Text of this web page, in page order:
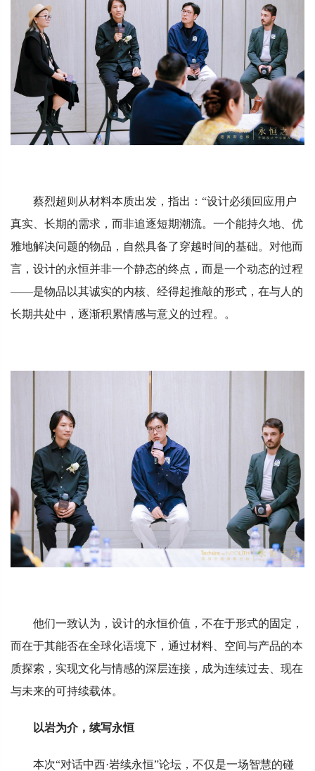
蔡烈超则从材料本质出发，指出：“设计必须回应用户
真实、长期的需求，而非追逐短期潮流。一个能持久地、优
雅地解决问题的物品，自然具备了穿越时间的基础。对他而
言，设计的永恒并非一个静态的终点，而是一个动态的过程
——是物品以其诚实的内核、经得起推敲的形式，在与人的
长期共处中，逐渐积累情感与意义的过程。。
他们一致认为，设计的永恒价值，不在于形式的固定，
而在于其能否在全球化语境下，通过材料、空间与产品的本
质探索，实现文化与情感的深层连接，成为连续过去、现在
与未来的可持续载体。
以岩为介，续写永恒
本次“对话中西·岩续永恒”论坛，不仅是一场智慧的碰